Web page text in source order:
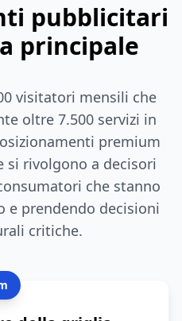
pubblicitari
principale
visitatori mensili che
oltre 7.500 servizi in
premium
si rivolgono a decisori
che stanno
e prendendo decisioni
critiche.